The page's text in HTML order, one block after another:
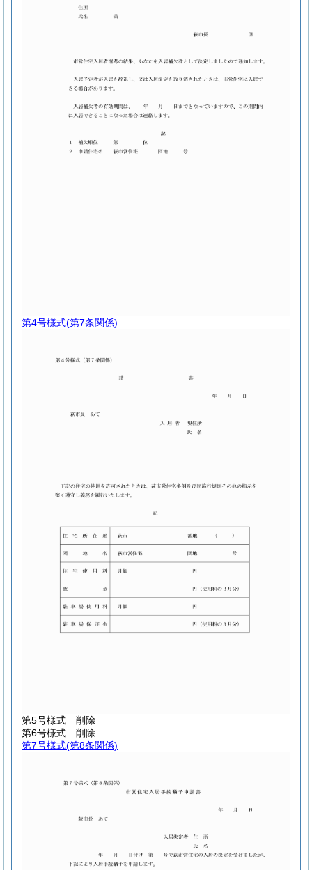
第4号様式(第7条関係)
第5号様式 削除
第6号様式 削除
第7号様式(第8条関係)